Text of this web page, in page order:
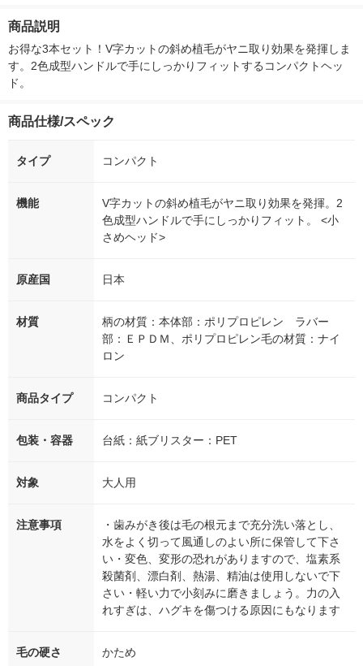
商品説明
お得な3本セット！V字カットの斜め植毛がヤニ取り効果を発揮しま
す。2色成型ハンドルで手にしっかりフィットするコンパクトヘッ
ド。
商品仕様/スペック
タイプ コンパクト
機能
V字カットの斜め植毛がヤニ取り効果を発揮。2
色成型ハンドルで手にしっかりフィット。 <小
さめヘッド>
原産国 日本
材質
柄の材質：本体部：ポリプロピレン ラバー
部：ＥＰＤＭ、ポリプロピレン毛の材質：ナイ
ロン
商品タイプ コンパクト
包装・容器 台紙：紙ブリスター：PET
対象 大人用
注意事項
・歯みがき後は毛の根元まで充分洗い落とし、
水をよく切って風通しのよい所に保管して下さ
い・変色、変形の恐れがありますので、塩素系
殺菌剤、漂白剤、熱湯、精油は使用しないで下
さい・軽い力で小刻みに磨きましょう。力の入
れすぎは、ハグキを傷つける原因にもなります
毛の硬さ かため